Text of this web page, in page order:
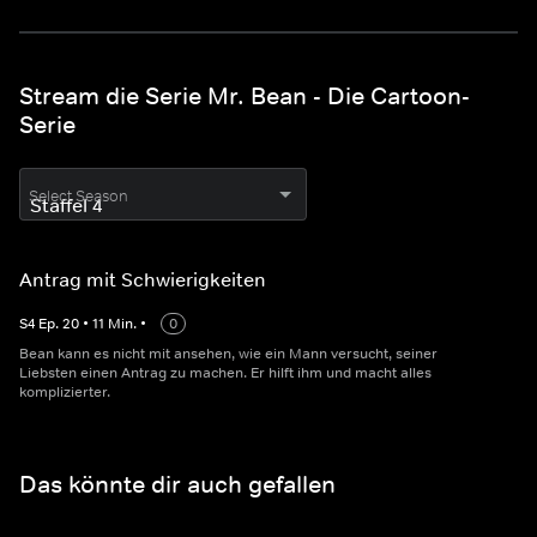
Stream die Serie Mr. Bean - Die Cartoon-
Serie
Select Season
Antrag mit Schwierigkeiten
S4 Ep.20 • 11 Min. •
0
Bean kann es nicht mit ansehen, wie ein Mann versucht, seiner
Liebsten einen Antrag zu machen. Er hilft ihm und macht alles
komplizierter.
Das könnte dir auch gefallen